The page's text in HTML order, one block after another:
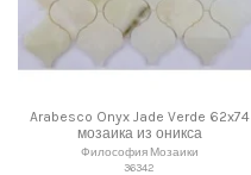
Arabesco Onyx Jade Verde 62x74
мозаика из оникса
Философия Мозаики
36342